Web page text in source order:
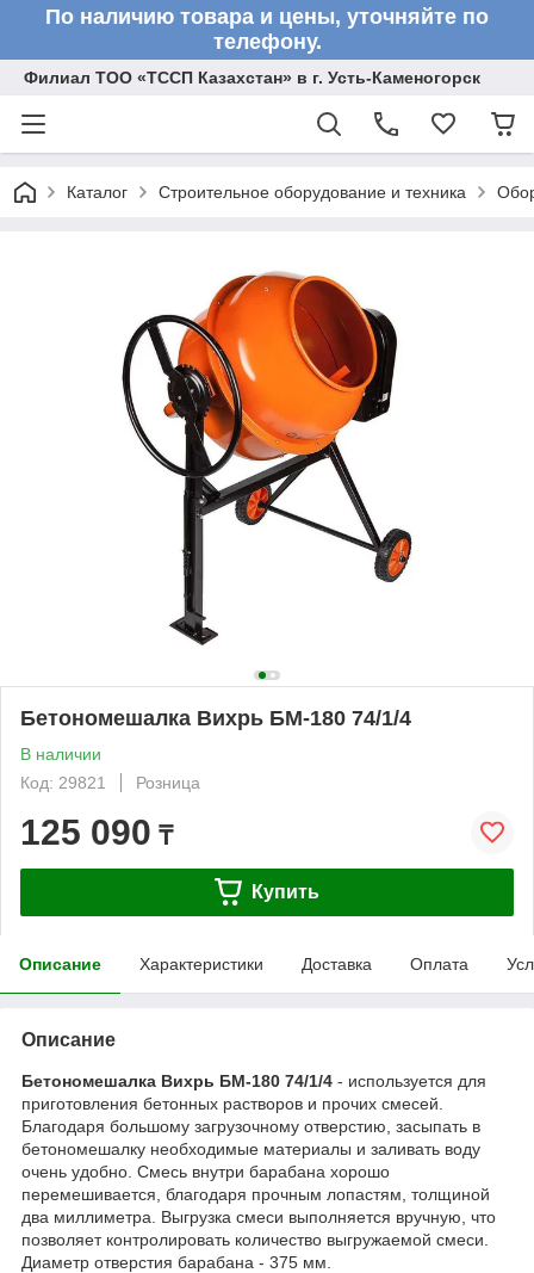
По наличию товара и цены, уточняйте по
телефону.
Филиал ТОО «ТССП Казахстан» в г. Усть-Каменогорск
Каталог Строительное оборудование и техника
Бетономешалка Вихрь БМ-180 74/1/4
В наличии
Код: 29821
Розница
125 090 ₸
Купить
Описание Характеристики Доставка Оплата
Описание
Бетономешалка Вихрь БМ-180 74/1/4 - используется для
приготовления бетонных растворов и прочих смесей.
Благодаря большому загрузочному отверстию, засыпать в
бетономешалку необходимые материалы и заливать воду
очень удобно. Смесь внутри барабана хорошо
перемешивается, благодаря прочным лопастям, толщиной
два миллиметра. Выгрузка смеси выполняется вручную, что
позволяет контролировать количество выгружаемой смеси.
Диаметр отверстия барабана - 375 мм.